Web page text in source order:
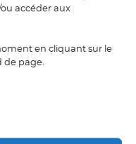
accéder aux
en cliquant sur le
de page.
ou